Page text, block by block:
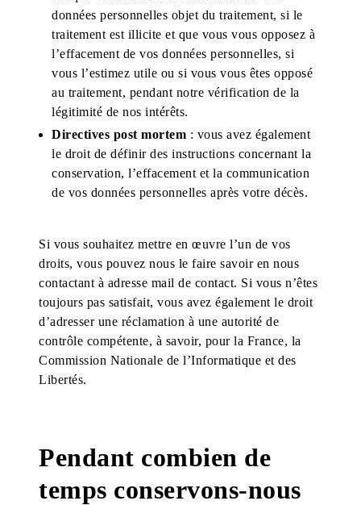
données personnelles objet du traitement, si le
traitement est illicite et que vous vous opposez à
l’effacement de vos données personnelles, si
vous l’estimez utile ou si vous vous êtes opposé
au traitement, pendant notre vérification de la
légitimité de nos intérêts.
Directives post mortem : vous avez également
le droit de définir des instructions concernant la
conservation, l’effacement et la communication
de vos données personnelles après votre décès.
Si vous souhaitez mettre en œuvre l’un de vos
droits, vous pouvez nous le faire savoir en nous
contactant à adresse mail de contact. Si vous n’êtes
toujours pas satisfait, vous avez également le droit
d’adresser une réclamation à une autorité de
contrôle compétente, à savoir, pour la France, la
Commission Nationale de l’Informatique et des
Libertés.
Pendant combien de
temps conservons-nous